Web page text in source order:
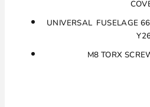
UNIVERSAL FUSELAGE
M8 TORX